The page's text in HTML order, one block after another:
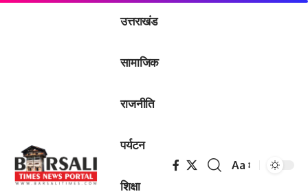
उत्तराखंड
सामाजिक
राजनीति
पर्यटन
शिक्षा
Font
Aa